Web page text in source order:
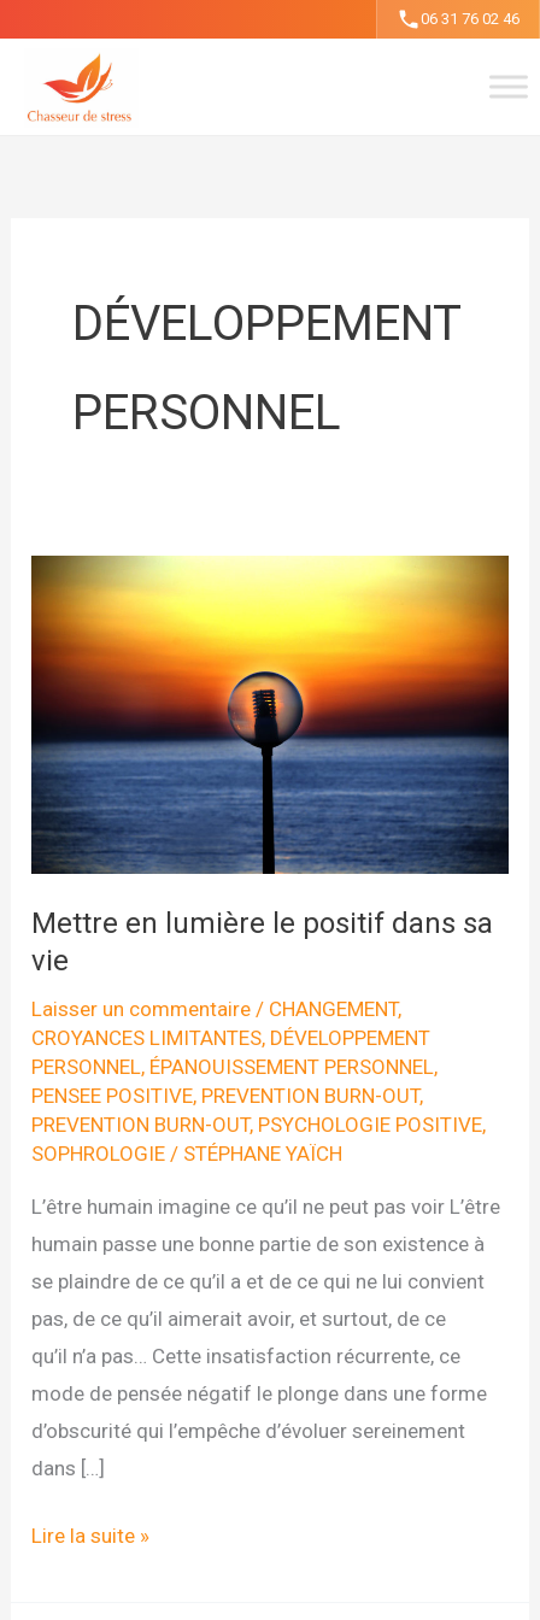
contenu
06 31 76 02 46
DÉVELOPPEMENT
PERSONNEL
Mettre en lumière le positif dans sa
vie
Laisser un commentaire / CHANGEMENT,
CROYANCES LIMITANTES, DÉVELOPPEMENT
PERSONNEL, ÉPANOUISSEMENT PERSONNEL,
PENSEE POSITIVE, PREVENTION BURN-OUT,
PREVENTION BURN-OUT, PSYCHOLOGIE POSITIVE,
SOPHROLOGIE / STÉPHANE YAÏCH
L’être humain imagine ce qu’il ne peut pas voir L’être
humain passe une bonne partie de son existence à
se plaindre de ce qu’il a et de ce qui ne lui convient
pas, de ce qu’il aimerait avoir, et surtout, de ce
qu’il n’a pas… Cette insatisfaction récurrente, ce
mode de pensée négatif le plonge dans une forme
d’obscurité qui l’empêche d’évoluer sereinement
dans […]
Mettre
Lire la suite »